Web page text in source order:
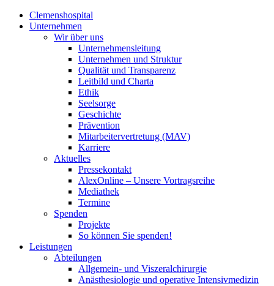
Clemenshospital
Unternehmen
Wir über uns
Unternehmensleitung
Unternehmen und Struktur
Qualität und Transparenz
Leitbild und Charta
Ethik
Seelsorge
Geschichte
Prävention
Mitarbeitervertretung (MAV)
Karriere
Aktuelles
Pressekontakt
AlexOnline – Unsere Vortragsreihe
Mediathek
Termine
Spenden
Projekte
So können Sie spenden!
Leistungen
Abteilungen
Allgemein- und Viszeralchirurgie
Anästhesiologie und operative Intensivmedizin